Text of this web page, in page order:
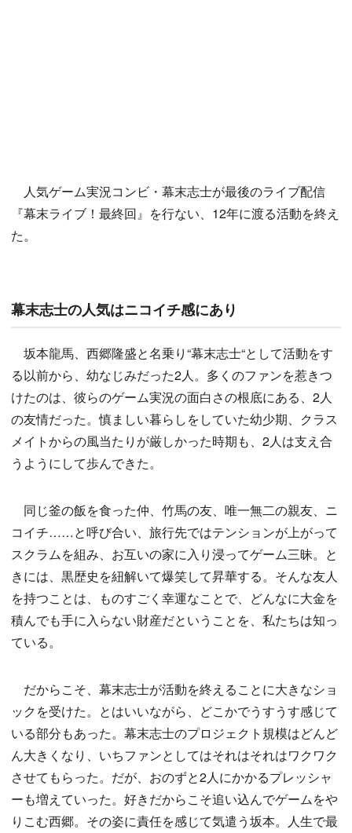
人気ゲーム実況コンビ・幕末志士が最後のライブ配信
『幕末ライブ！最終回』を行ない、12年に渡る活動を終え
た。
幕末志士の人気はニコイチ感にあり
坂本龍馬、西郷隆盛と名乗り“幕末志士“として活動をす
る以前から、幼なじみだった2人。多くのファンを惹きつ
けたのは、彼らのゲーム実況の面白さの根底にある、2人
の友情だった。慎ましい暮らしをしていた幼少期、クラス
メイトからの風当たりが厳しかった時期も、2人は支え合
うようにして歩んできた。
同じ釜の飯を食った仲、竹馬の友、唯一無二の親友、ニ
コイチ……と呼び合い、旅行先ではテンションが上がって
スクラムを組み、お互いの家に入り浸ってゲーム三昧。と
きには、黒歴史を紐解いて爆笑して昇華する。そんな友人
を持つことは、ものすごく幸運なことで、どんなに大金を
積んでも手に入らない財産だということを、私たちは知っ
ている。
だからこそ、幕末志士が活動を終えることに大きなショ
ックを受けた。とはいいながら、どこかでうすうす感じて
いる部分もあった。幕末志士のプロジェクト規模はどんど
ん大きくなり、いちファンとしてはそれはそれはワクワク
させてもらった。だが、おのずと2人にかかるプレッシャ
ーも増えていった。好きだからこそ追い込んでゲームをや
りこむ西郷。その姿に責任を感じて気遣う坂本。人生で最